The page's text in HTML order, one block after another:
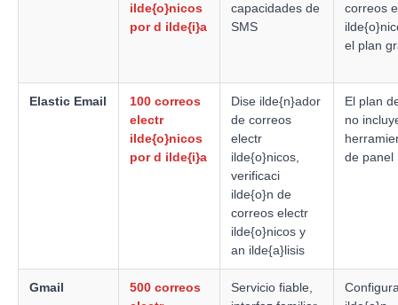
ilde{o}nicos
por d ilde{i}a
capacidades de
SMS
correos
el plan
Elastic Email
100 correos
electr
ilde{o}nicos
por d ilde{i}a
Dise ilde{n}ador
de correos
electr
ilde{o}nicos,
verificaci
ilde{o}n de
correos electr
ilde{o}nicos y
an ilde{a}lisis
El plan
no
de panel
Gmail
500 correos
Servicio fiable,